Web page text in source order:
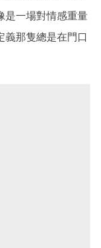
是一場對情感重量
義那隻總是在門口